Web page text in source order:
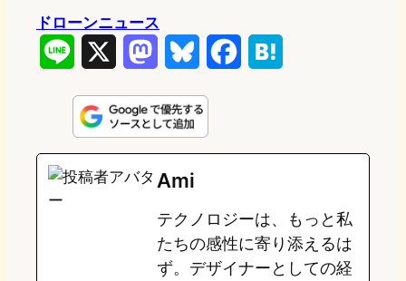
ドローンニュース
n
e
s
t
o
d
o
u
e
k
y
e
o
o
e
a
Ami
テクノロジーは、もっと私
たちの感性に寄り添えるは
ず。デザイナーとしての経